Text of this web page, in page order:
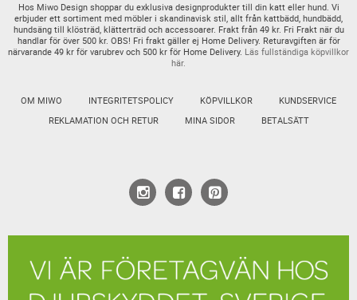
Hos Miwo Design shoppar du exklusiva designprodukter till din katt eller hund. Vi
erbjuder ett sortiment med möbler i skandinavisk stil, allt från kattbädd, hundbädd,
hundsäng till klösträd, klätterträd och accessoarer. Frakt från 49 kr. Fri Frakt när du
handlar för över 500 kr. OBS! Fri frakt gäller ej Home Delivery. Returavgiften är för
närvarande 49 kr för varubrev och 500 kr för Home Delivery. Läs fullständiga köpvillkor
här.
OM MIWO INTEGRITETSPOLICY KÖPVILLKOR
KUNDSERVICE
REKLAMATION OCH RETUR
MINA SIDOR BETALSÄTT